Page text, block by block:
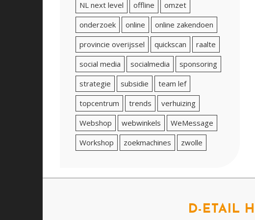
NL next level offline
omzet
onderzoek
online
online zakendoen
provincie overijssel
quickscan
raalte
social media
socialmedia
sponsoring
strategie
subsidie
team lef
topcentrum
trends
verhuizing
Webshop
webwinkels
WeMessage
Workshop
zoekmachines zwolle
D-ETAIL